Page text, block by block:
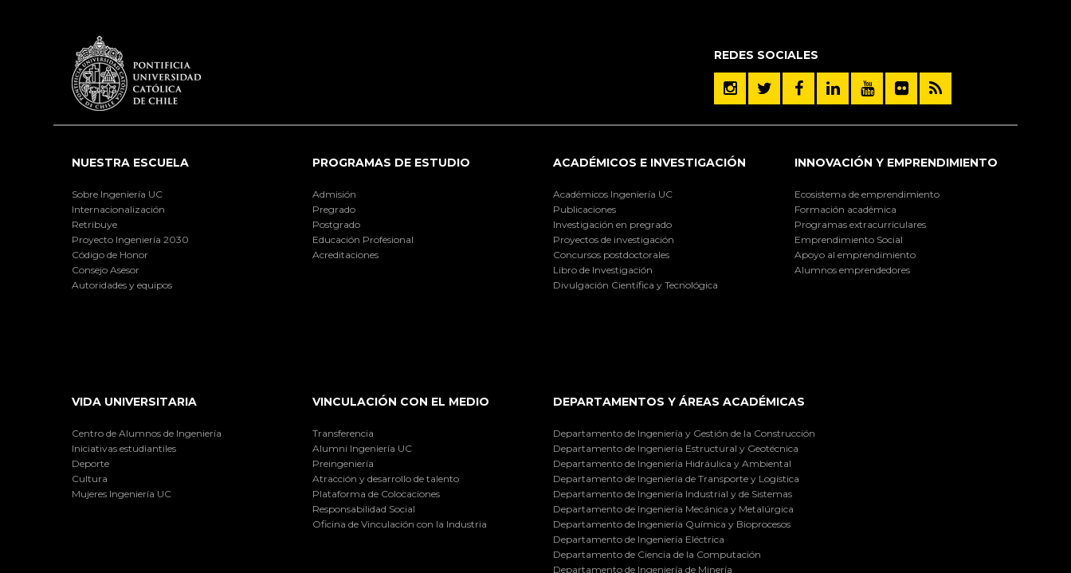
REDES SOCIALES
NUESTRA ESCUELA
Sobre Ingeniería UC
Internacionalización
Retribuye
Proyecto Ingeniería 2030
Código de Honor
Consejo Asesor
Autoridades y equipos
PROGRAMAS DE ESTUDIO
Admisión
Pregrado
Postgrado
Educación Profesional
Acreditaciones
ACADÉMICOS E INVESTIGACIÓN
Académicos Ingeniería UC
Publicaciones
Investigación en pregrado
Proyectos de investigación
Concursos postdoctorales
Libro de Investigación
Divulgación Científica y Tecnológica
INNOVACIÓN Y EMPRENDIMIENTO
Ecosistema de emprendimiento
Formación académica
Programas extracurriculares
Emprendimiento Social
Apoyo al emprendimiento
Alumnos emprendedores
VIDA UNIVERSITARIA
Centro de Alumnos de Ingeniería
Iniciativas estudiantiles
Deporte
Cultura
Mujeres Ingeniería UC
VINCULACIÓN CON EL MEDIO
Transferencia
Alumni Ingeniería UC
Preingeniería
Atracción y desarrollo de talento
Plataforma de Colocaciones
Responsabilidad Social
Oficina de Vinculación con la Industria
DEPARTAMENTOS Y ÁREAS ACADÉMICAS
Departamento de Ingeniería y Gestión de la Construcción
Departamento de Ingeniería Estructural y Geotécnica
Departamento de Ingeniería Hidráulica y Ambiental
Departamento de Ingeniería de Transporte y Logística
Departamento de Ingeniería Industrial y de Sistemas
Departamento de Ingeniería Mecánica y Metalúrgica
Departamento de Ingeniería Química y Bioprocesos
Departamento de Ingeniería Eléctrica
Departamento de Ciencia de la Computación
Departamento de Ingeniería de Minería